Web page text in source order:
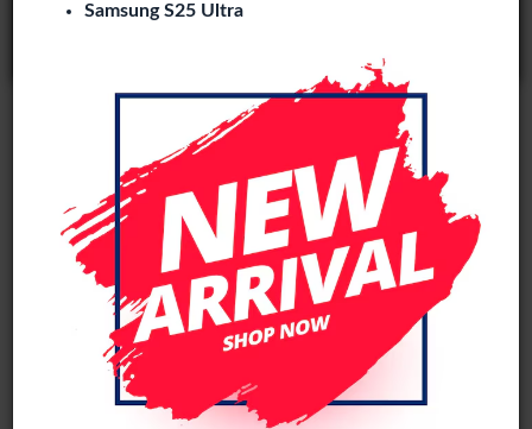
Samsung S25 Ultra